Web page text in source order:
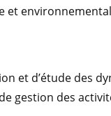
et
et d’étude des
gestion des